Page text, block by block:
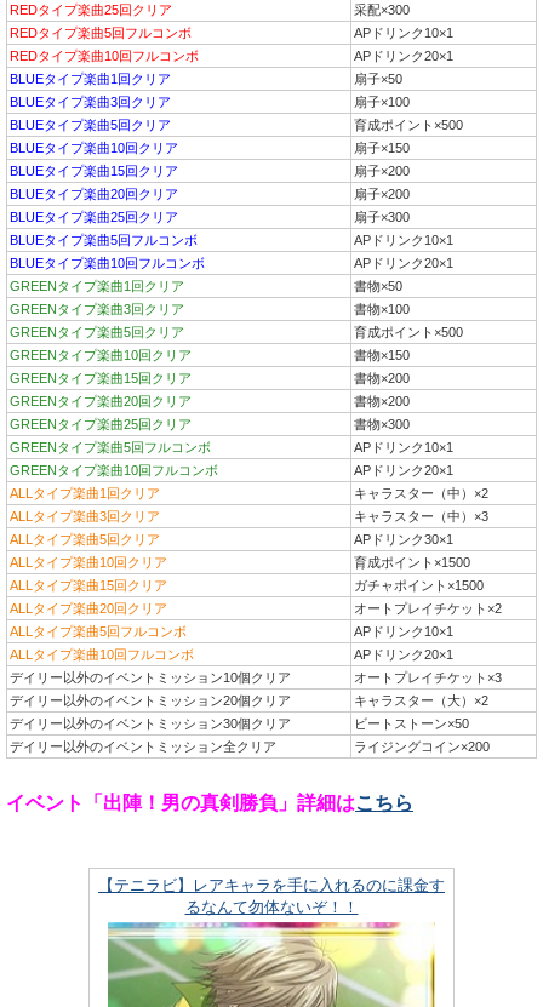
REDタイプ楽曲25回クリア
采配×300
REDタイプ楽曲5回フルコンボ
APドリンク10×1
REDタイプ楽曲10回フルコンボ
APドリンク20×1
BLUEタイプ楽曲1回クリア
扇子×50
BLUEタイプ楽曲3回クリア
扇子×100
BLUEタイプ楽曲5回クリア
育成ポイント×500
BLUEタイプ楽曲10回クリア
扇子×150
BLUEタイプ楽曲15回クリア
扇子×200
BLUEタイプ楽曲20回クリア
扇子×200
BLUEタイプ楽曲25回クリア
扇子×300
BLUEタイプ楽曲5回フルコンボ
APドリンク10×1
BLUEタイプ楽曲10回フルコンボ
APドリンク20×1
GREENタイプ楽曲1回クリア
書物×50
GREENタイプ楽曲3回クリア
書物×100
GREENタイプ楽曲5回クリア
育成ポイント×500
GREENタイプ楽曲10回クリア
書物×150
GREENタイプ楽曲15回クリア
書物×200
GREENタイプ楽曲20回クリア
書物×200
GREENタイプ楽曲25回クリア
書物×300
GREENタイプ楽曲5回フルコンボ
APドリンク10×1
GREENタイプ楽曲10回フルコンボ
APドリンク20×1
ALLタイプ楽曲1回クリア
キャラスター（中）×2
ALLタイプ楽曲3回クリア
キャラスター（中）×3
ALLタイプ楽曲5回クリア
APドリンク30×1
ALLタイプ楽曲10回クリア
育成ポイント×1500
ALLタイプ楽曲15回クリア
ガチャポイント×1500
ALLタイプ楽曲20回クリア
オートプレイチケット×2
ALLタイプ楽曲5回フルコンボ
APドリンク10×1
ALLタイプ楽曲10回フルコンボ
APドリンク20×1
デイリー以外のイベントミッション10個クリア
オートプレイチケット×3
デイリー以外のイベントミッション20個クリア
キャラスター（大）×2
デイリー以外のイベントミッション30個クリア
ビートストーン×50
デイリー以外のイベントミッション全クリア
ライジングコイン×200
イベント「出陣！男の真剣勝負」詳細はこちら
【テニラビ】レアキャラを手に入れるのに課金す
るなんて勿体ないぞ！！